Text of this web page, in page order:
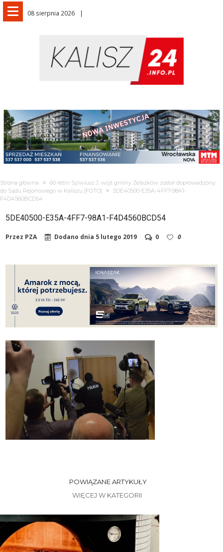
08 sierpnia 2026
Strona główna
60-letni Sylwiusz J. wójt gminy Żelazków został doprowadzony
do Sądu Rejonowego w Kaliszu [FOTO]
5DE40500-E35A-4FF7-98A1-
F4D4560BCD54
5DE40500-E35A-4FF7-98A1-F4D4560BCD54
Przez PZA Dodano dnia 5 lutego 2019 0 0
POWIĄZANE ARTYKUŁY
WIĘCEJ W KATEGORII